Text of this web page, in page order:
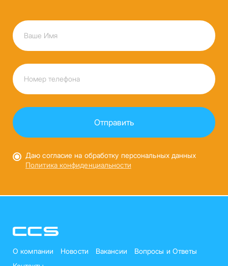
Даю согласие на обработку персональных данных
Политика конфиденциальности
О компании Новости Вакансии
Вопросы и Ответы